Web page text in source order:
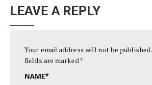
LEAVE A REPLY
Your email address will not be published.
fields are marked *
NAME*